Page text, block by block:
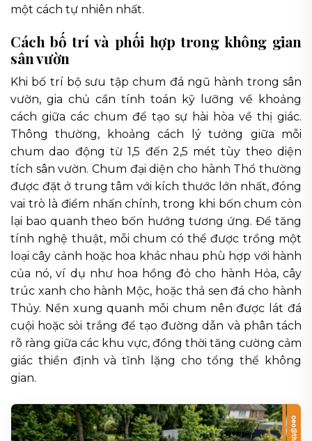
một cách tự nhiên nhất.
Cách bố trí và phối hợp trong không gian
sân vườn
Khi bố trí bộ sưu tập chum đá ngũ hành trong sân
vườn, gia chủ cần tính toán kỹ lưỡng về khoảng
cách giữa các chum để tạo sự hài hòa về thị giác.
Thông thường, khoảng cách lý tưởng giữa mỗi
chum dao động từ 1,5 đến 2,5 mét tùy theo diện
tích sân vườn. Chum đại diện cho hành Thổ thường
được đặt ở trung tâm với kích thước lớn nhất, đóng
vai trò là điểm nhấn chính, trong khi bốn chum còn
lại bao quanh theo bốn hướng tương ứng. Để tăng
tính nghệ thuật, mỗi chum có thể được trồng một
loại cây cảnh hoặc hoa khác nhau phù hợp với hành
của nó, ví dụ như hoa hồng đỏ cho hành Hỏa, cây
trúc xanh cho hành Mộc, hoặc thả sen đá cho hành
Thủy. Nền xung quanh mỗi chum nên được lát đá
cuội hoặc sỏi trắng để tạo đường dẫn và phân tách
rõ ràng giữa các khu vực, đồng thời tăng cường cảm
giác thiền định và tĩnh lặng cho tổng thể không
gian.